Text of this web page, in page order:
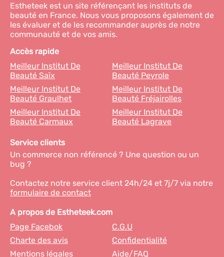
Estheteek est un site référençant les instituts de
beauté en France. Nous vous proposons également de
les évaluer et de les recommander auprès de notre
communauté et de vos amis.
Accès rapide
Meilleur Institut De
Beauté Saïx
Meilleur Institut De
Beauté Peyrole
Meilleur Institut De
Beauté Graulhet
Meilleur Institut De
Beauté Fréjairolles
Meilleur Institut De
Beauté Carmaux
Meilleur Institut De
Beauté Lagrave
Service clients
Un commerce non référencé ? Une question ou un
bug ?
Contactez notre service client 24h/24 et 7j/7 via notre
formulaire de contact
A propos de Estheteek.com
Page Facebok
C.G.U
Charte des avis
Confidentialité
Mentions légales
Aide/FAQ